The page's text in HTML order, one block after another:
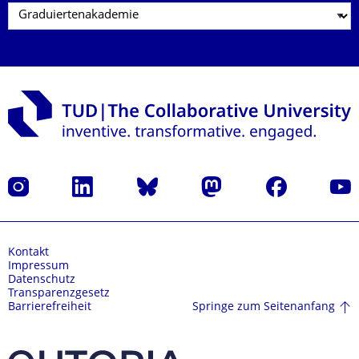
Instagram LinkedIn Bluesky Mastodon Facebook
Kontakt
Impressum
Datenschutz
Transparenzgesetz
Barrierefreiheit
Springe zum Seitenanfang